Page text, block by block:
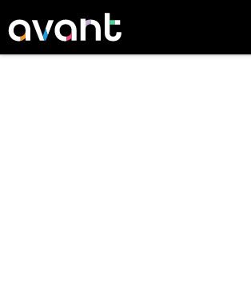
Skip to main content